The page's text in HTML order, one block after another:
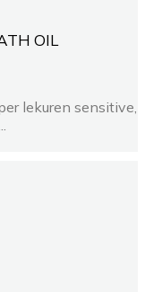
OIL
lekuren sensitive,